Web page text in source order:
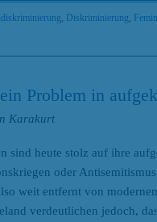
Diskriminierung
Problem in
Karakurt
sind heute stolz auf ihre
oder
weit entfernt von
verdeutlichen jedoch,